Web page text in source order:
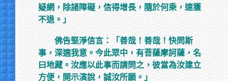
疑網，除諸障礙，信得增長，隨於何乘，速獲
不退。」
佛告堅淨信言：「善哉！善哉！快問斯
事，深適我意。今此眾中，有菩薩摩訶薩，名
曰地藏。汝應以此事而請問之，彼當為汝建立
方便，開示演說，誠汝所願。」